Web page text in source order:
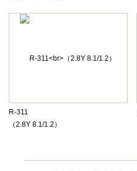
R-311
（2.8Y 8.1/1.2）